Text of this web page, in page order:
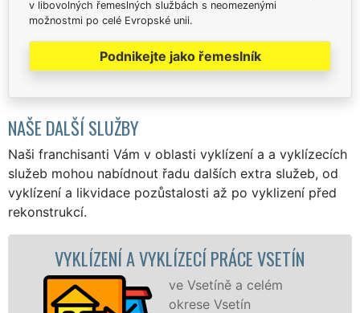
v libovolných řemeslných službách s neomezenými
možnostmi po celé Evropské unii.
Podnikejte jako řemeslník
NAŠE DALŠÍ SLUŽBY
Naši franchisanti Vám v oblasti vyklízení a a vyklízecích
služeb mohou nabídnout řadu dalších extra služeb, od
vyklízení a likvidace pozůstalosti až po vyklizení před
rekonstrukcí.
VYKLÍZECÍ PRÁCE A SLUŽBY VSETÍN
Společnost EXTRA
VYKLÍZENÍ zajištuje